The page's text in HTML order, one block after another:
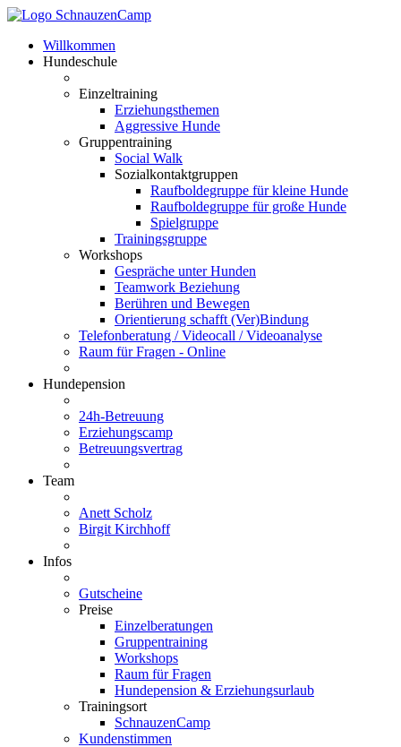
Willkommen
Hundeschule
Einzeltraining
Erziehungsthemen
Aggressive Hunde
Gruppentraining
Social Walk
Sozialkontaktgruppen
Raufboldegruppe für kleine Hunde
Raufboldegruppe für große Hunde
Spielgruppe
Trainingsgruppe
Workshops
Gespräche unter Hunden
Teamwork Beziehung
Berühren und Bewegen
Orientierung schafft (Ver)Bindung
Telefonberatung / Videocall / Videoanalyse
Raum für Fragen - Online
Hundepension
24h-Betreuung
Erziehungscamp
Betreuungsvertrag
Team
Anett Scholz
Birgit Kirchhoff
Infos
Gutscheine
Preise
Einzelberatungen
Gruppentraining
Workshops
Raum für Fragen
Hundepension & Erziehungsurlaub
Trainingsort
SchnauzenCamp
Kundenstimmen